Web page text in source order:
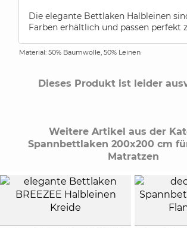
Die elegante Bettlaken Halbleinen
Farben erhältlich und passen perfekt
muss.
Material: 50% Baumwolle, 50% Leinen
Dieses Produkt ist leider
Weitere Artikel aus der
Spannbettlaken 200x200 cm
Matratzen